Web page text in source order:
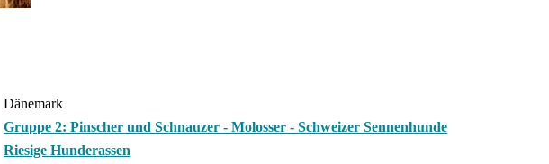
Dänemark
Gruppe 2: Pinscher und Schnauzer - Molosser - Schweizer Sennenhunde
Riesige Hunderassen